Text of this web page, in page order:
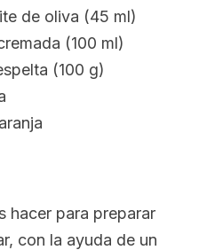
de oliva (45 ml)
(100 ml)
(100 g)
hacer para preparar
con la ayuda de un